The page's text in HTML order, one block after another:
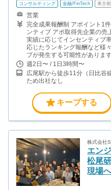
コンサルティング 金融/FinTech 東京都
営業
完全成果報酬制 アポイント1
ンティブ アポ取得先企業の売
実績に応じてインセンティブ
応じたランキング報酬など様
ブが発生する可能性があります
週2日〜 / 1日3時間〜
広尾駅から徒歩11分（日比
ため出社なし
キープする
株式会社
エン
松尾
現場